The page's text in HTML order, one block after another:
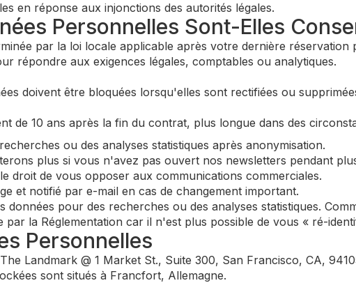
en réponse aux injonctions des autorités légales.
Personnelles Sont-Elles
par la loi locale applicable après votre dernière
répondre aux exigences légales, comptables ou analytiques.
doivent être bloquées lorsqu'elles sont rectifiées ou
de 10 ans après la fin du contrat, plus longue dans des
ou des analyses statistiques après anonymisation.
plus si vous n'avez pas ouvert nos newsletters pendant
droit de vous opposer aux communications commerciales.
et notifié par e-mail en cas de changement important.
pour des recherches ou des analyses statistiques.
la Réglementation car il n'est plus possible de vous « ré-
Personnelles
Landmark @ 1 Market St., Suite 300, San Francisco, CA,
sont situés à Francfort, Allemagne.